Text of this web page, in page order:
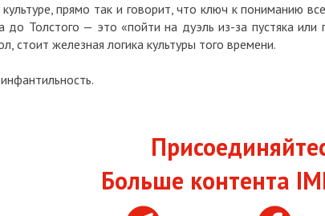
культуре, прямо так и говорит, что ключ к пониманию
до Толстого — это «пойти на дуэль из-за пустяка или
стоит железная логика культуры того времени.
Больше контента